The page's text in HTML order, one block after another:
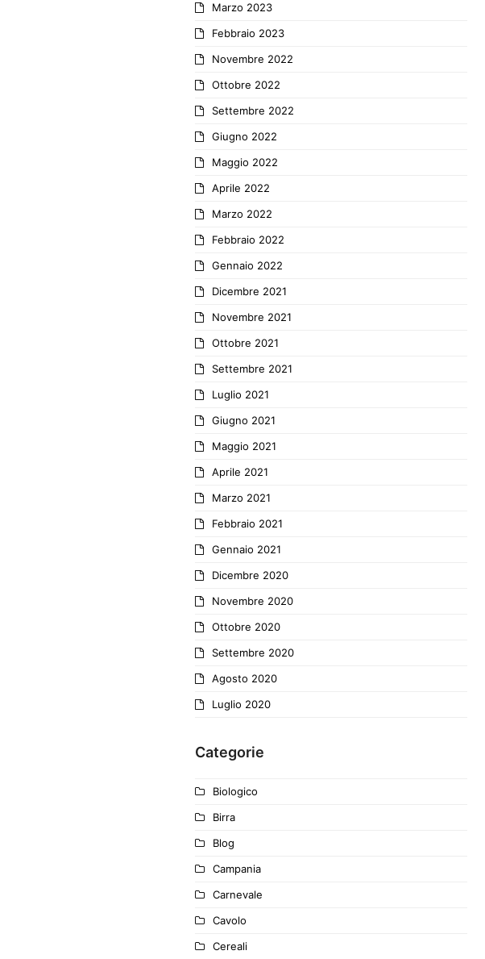
Marzo 2023
Febbraio 2023
Novembre 2022
Ottobre 2022
Settembre 2022
Giugno 2022
Maggio 2022
Aprile 2022
Marzo 2022
Febbraio 2022
Gennaio 2022
Dicembre 2021
Novembre 2021
Ottobre 2021
Settembre 2021
Luglio 2021
Giugno 2021
Maggio 2021
Aprile 2021
Marzo 2021
Febbraio 2021
Gennaio 2021
Dicembre 2020
Novembre 2020
Ottobre 2020
Settembre 2020
Agosto 2020
Luglio 2020
Categorie
Biologico
Birra
Blog
Campania
Carnevale
Cavolo
Cereali